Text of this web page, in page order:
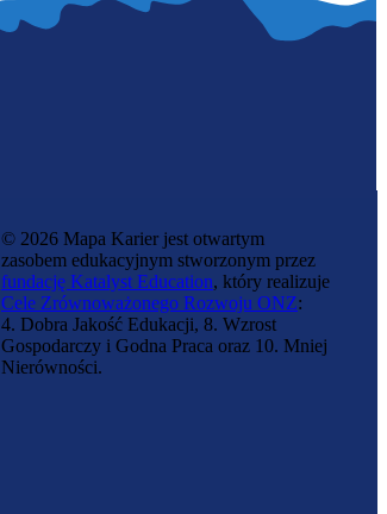
© 2026 Mapa Karier jest otwartym
zasobem edukacyjnym stworzonym przez
fundację Katalyst Education, który realizuje
Cele Zrównoważonego Rozwoju ONZ:
4. Dobra Jakość Edukacji, 8. Wzrost
Gospodarczy i Godna Praca oraz 10. Mniej
Nierówności.